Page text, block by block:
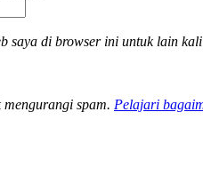
saya di browser ini untuk lain
spam. Pelajari